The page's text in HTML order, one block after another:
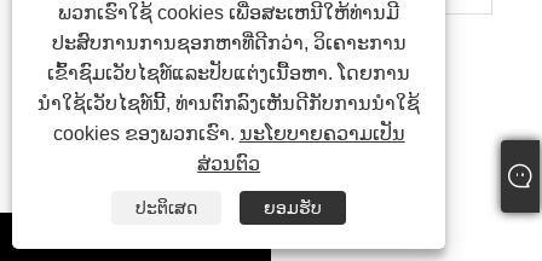
ບໍລິການປະຕູດຽວ
- ການ​ແນະ​ນໍາ​ການ​ຄັດ​ເລືອກ​ຜະ​ລິດ​ຕະ​ພັນ​
- ການຄິດໄລ່ການໂຫຼດ ແລະ ການອອກແບບລະບົບ
ພວກເຮົາໃຊ້ cookies ເພື່ອສະເຫນີໃຫ້ທ່ານມີ
ປະສົບການການຊອກຫາທີ່ດີກວ່າ, ວິເຄາະການ
ເຂົ້າຊົມເວັບໄຊທ໌ແລະປັບແຕ່ງເນື້ອຫາ. ໂດຍການ
ນໍາໃຊ້ເວັບໄຊທ໌ນີ້, ທ່ານຕົກລົງເຫັນດີກັບການນໍາໃຊ້
cookies ຂອງພວກເຮົາ. ນະໂຍບາຍຄວາມເປັນ
ສ່ວນຕົວ
ປະຕິເສດ ຍອມຮັບ